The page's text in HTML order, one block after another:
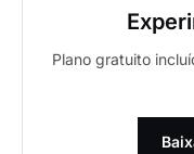
Plano gratuito